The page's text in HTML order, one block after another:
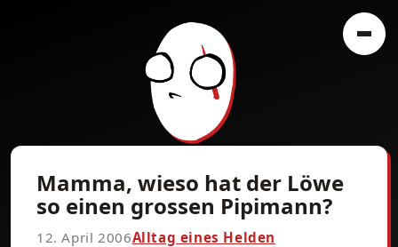
Mamma, wieso hat der Löwe
so einen grossen Pipimann?
12. April 2006Alltag eines Helden